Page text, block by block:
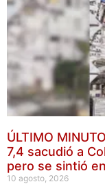
ÚLTIMO
7,4 sacudió a
pero se sintió
10 agosto, 2026